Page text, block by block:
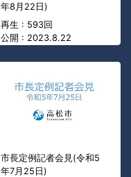
年8月22日)
再生 : 593回
公開 : 2023.8.22
市長定例記者会見(令和5
年7月25日)